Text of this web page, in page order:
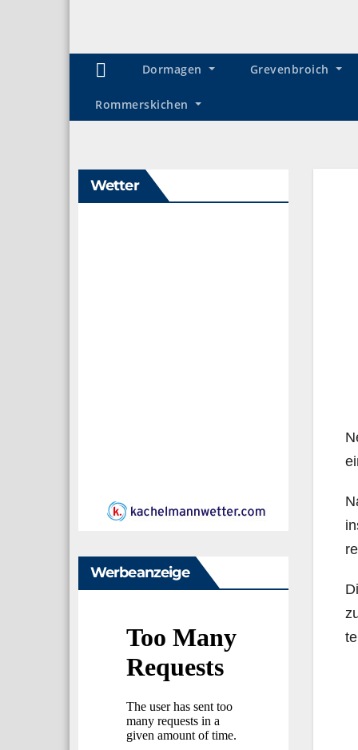
Dormagen Grevenbroich
Rommerskichen
Wetter
Werbeanzeige